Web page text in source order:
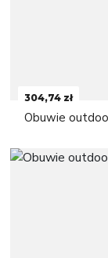
304,74 zł
Obuwie